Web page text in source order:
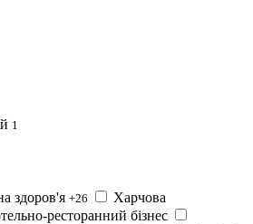
1
здоров'я +26
Харчова
ресторанний бізнес